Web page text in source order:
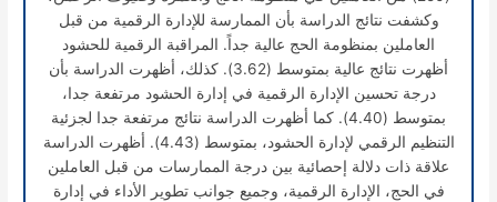
وكشفت نتائج الدراسة بأن الممارسة للإدارة الرقمية من قبل
العاملين بمنظومة الحج عالية جداً. المراقبة الرقمية للحشود
أظهرت نتائج عالية بمتوسط (3.62). كذلك، أظهرت الدراسة بأن
درجة تحسين الإدارة الرقمية في إدارة الحشود مرتفعة جدا،
بمتوسط (4.40). كما أظهرت الدراسة نتائج مرتفعة جدا لجزئية
التنظيم الرقمي لإدارة الحشود، بمتوسط (4.43). أظهرت الدراسة
علاقة ذات دلالة إحصائية بين درجة الممارسات من قبل العاملين
في الحج، الإدارة الرقمية، وجميع جوانب تطوير الأداء في إدارة